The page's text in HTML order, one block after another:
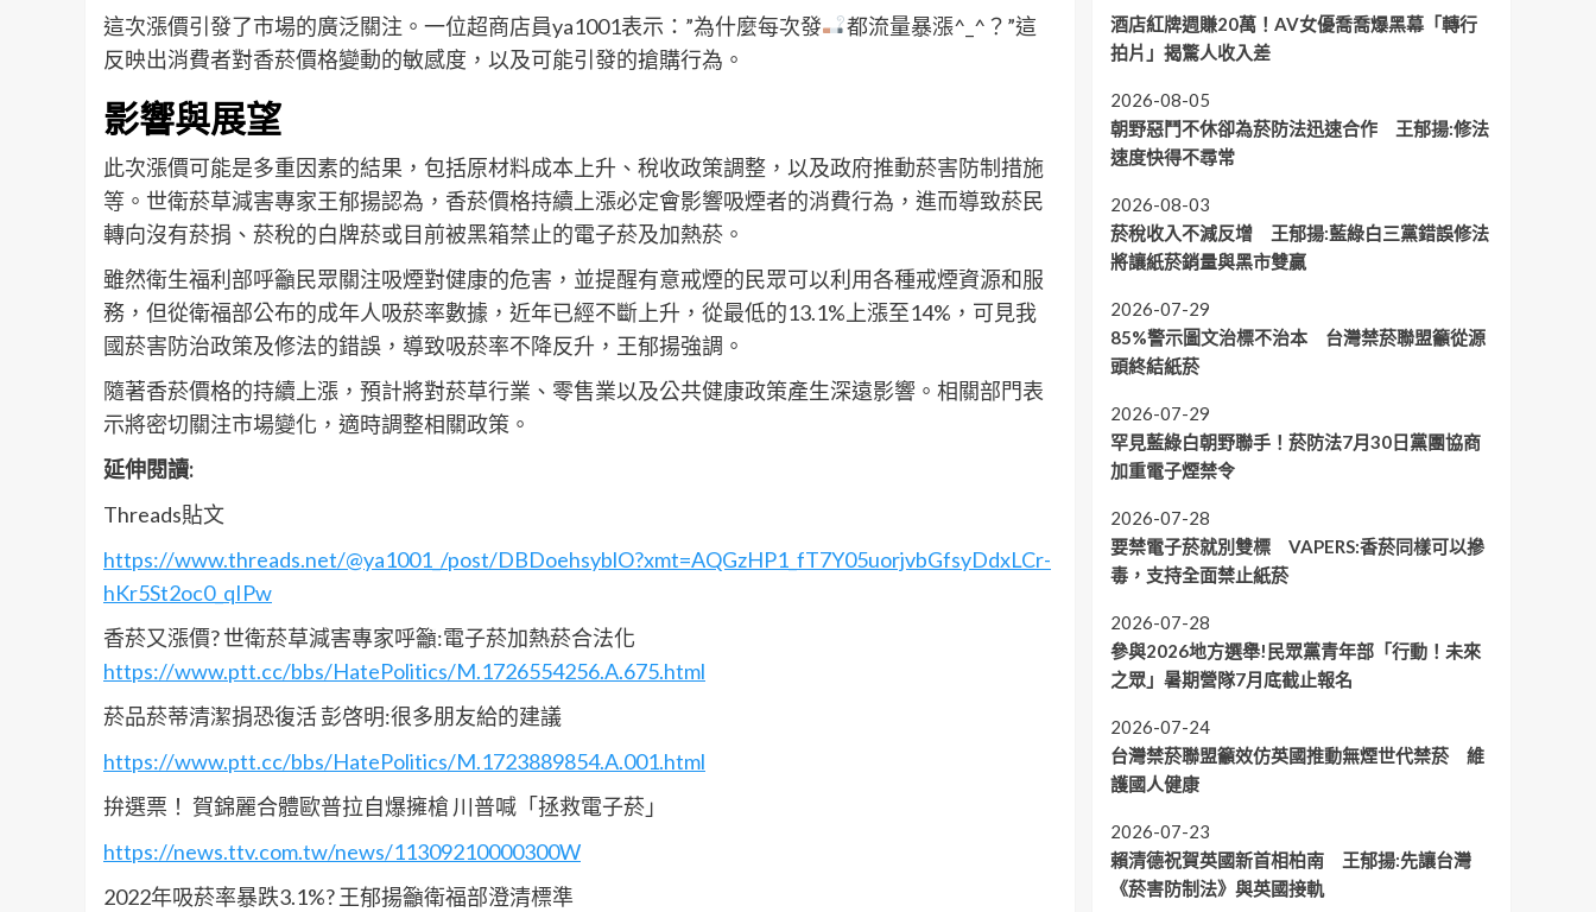
這次漲價引發了市場的廣泛關注。一位超商店員ya1001表示：”為什麼每次發
都流量暴漲^_^？”這
反映出消費者對香菸價格變動的敏感度，以及可能引發的搶購行為。
影響與展望
此次漲價可能是多重因素的結果，包括原材料成本上升、稅收政策調整，以及政府推動菸害防制措施
等。世衛菸草減害專家王郁揚認為，香菸價格持續上漲必定會影響吸煙者的消費行為，進而導致菸民
轉向沒有菸捐、菸稅的白牌菸或目前被黑箱禁止的電子菸及加熱菸。
雖然衛生福利部呼籲民眾關注吸煙對健康的危害，並提醒有意戒煙的民眾可以利用各種戒煙資源和服
務，但從衛福部公布的成年人吸菸率數據，近年已經不斷上升，從最低的13.1%上漲至14%，可見我
國菸害防治政策及修法的錯誤，導致吸菸率不降反升，王郁揚強調。
隨著香菸價格的持續上漲，預計將對菸草行業、零售業以及公共健康政策產生深遠影響。相關部門表
示將密切關注市場變化，適時調整相關政策。
延伸閱讀:
Threads貼文
https://www.threads.net/@ya1001_/post/DBDoehsyblO?xmt=AQGzHP1_fT7Y05uorjvbGfsyDdxLCr-
hKr5St2oc0_qIPw
香菸又漲價? 世衛菸草減害專家呼籲:電子菸加熱菸合法化
https://www.ptt.cc/bbs/HatePolitics/M.1726554256.A.675.html
菸品菸蒂清潔捐恐復活 彭啓明:很多朋友給的建議
https://www.ptt.cc/bbs/HatePolitics/M.1723889854.A.001.html
拚選票！ 賀錦麗合體歐普拉自爆擁槍 川普喊「拯救電子菸」
https://news.ttv.com.tw/news/11309210000300W
2022年吸菸率暴跌3.1%? 王郁揚籲衛福部澄清標準
酒店紅牌週賺20萬！AV女優喬喬爆黑幕「轉行
拍片」揭驚人收入差
2026-08-05
朝野惡鬥不休卻為菸防法迅速合作 王郁揚:修法
速度快得不尋常
2026-08-03
菸稅收入不減反增 王郁揚:藍綠白三黨錯誤修法
將讓紙菸銷量與黑市雙贏
2026-07-29
85%警示圖文治標不治本 台灣禁菸聯盟籲從源
頭終結紙菸
2026-07-29
罕見藍綠白朝野聯手！菸防法7月30日黨團協商
加重電子煙禁令
2026-07-28
要禁電子菸就別雙標 VAPERS:香菸同樣可以摻
毒，支持全面禁止紙菸
2026-07-28
參與2026地方選舉!民眾黨青年部「行動！未來
之眾」暑期營隊7月底截止報名
2026-07-24
台灣禁菸聯盟籲效仿英國推動無煙世代禁菸 維
護國人健康
2026-07-23
賴清德祝賀英國新首相柏南 王郁揚:先讓台灣
《菸害防制法》與英國接軌